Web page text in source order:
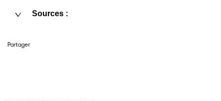
Sources :
Partager